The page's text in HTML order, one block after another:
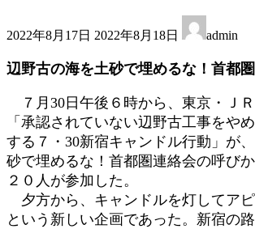
2022年8月17日 終
新
時
:
2022年8月18日 admin
辺野古の海を土砂で埋めるな！首都
７月30日午後６時から、東京・ＪＲ
「承認されていない辺野古工事をや
する７・30新宿キャンドル行動」が
砂で埋めるな！首都圏連絡会の呼び
２０人が参加した。
夕方から、キャンドルを灯してア
という新しい企画であった。新宿の